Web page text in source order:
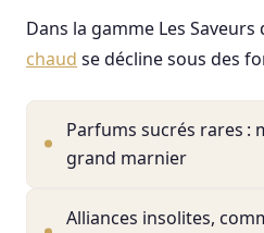
Dans la gamme Les Saveurs
chaud se décline sous des
Parfums sucrés rares :
grand marnier
Alliances insolites,